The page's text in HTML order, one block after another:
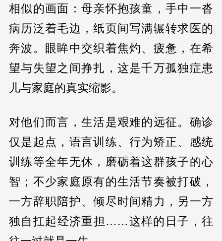
相似的画面：母亲怀抱孩童，手中一沓
病历泛着毛边，纸页间写满辗转求医的
奔波。眼眸中交织着焦灼、疲惫，在希
望与失望之间挣扎，这是千万孤独症患
儿与家庭的真实缩影。
对他们而言，生活是艰难的远征。确诊
仅是起点，语言训练、行为矫正、感统
训练等全年无休，磨砺着这群孩子的心
智；不少家庭原有的生活节奏被打破，
一方辞职陪护、倾尽时间精力，另一方
独自扛起经济重担……这样的日子，往